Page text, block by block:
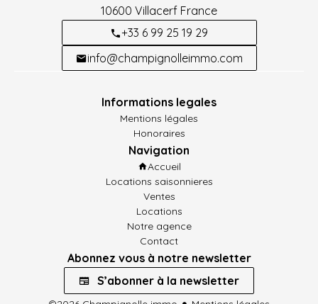
10600 Villacerf France
+33 6 99 25 19 29
info@champignolleimmo.com
Informations legales
Mentions légales
Honoraires
Navigation
Accueil
Locations saisonnieres
Ventes
Locations
Notre agence
Contact
Abonnez vous à notre newsletter
S’abonner à la newsletter